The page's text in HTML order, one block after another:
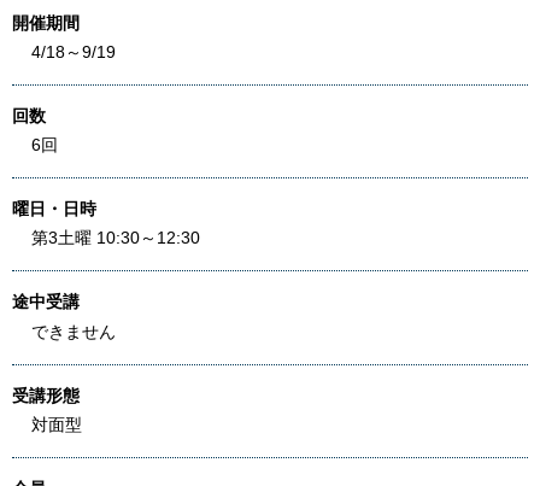
開催期間
4/18～9/19
回数
6回
曜日・日時
第3土曜 10:30～12:30
途中受講
できません
受講形態
対面型